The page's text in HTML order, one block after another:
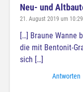
Neu- und
21. August 2019 um
[…] Braune Wanne
die mit Bentonit-
sich […]
Antworten